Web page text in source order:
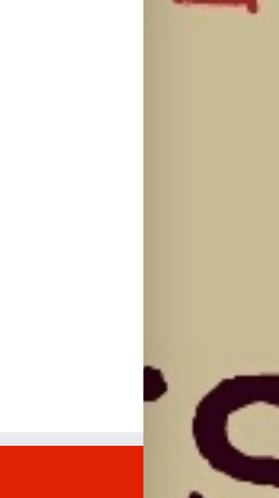
album „petal“